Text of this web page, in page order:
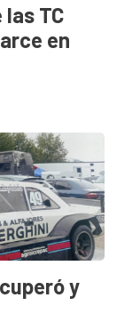
TC
en
y